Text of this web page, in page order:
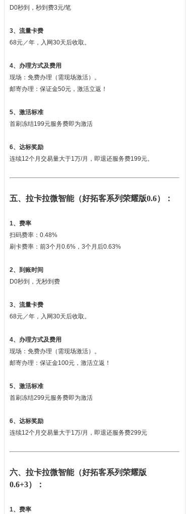
D0秒到，秒到费3元/笔
3、流量卡费
68元／年，入网30天后收取。
4、办理方式及费用
现场：免费办理（需现场激活）。
邮寄办理：保证金50元，激活立返！
5、激活标准
首刷冻结199元服务费即为激活
6、达标奖励
连续12个月交易量大于1万/月，即退还服务费199元。
五、拉卡拉微智能（好拓客系列荣耀版0.6）：
1、费率
扫码费率：0.48%
刷卡费率：前3个月0.6%，3个月后0.63%
2、到账时间
D0秒到，无秒到费
3、流量卡费
68元／年，入网30天后收取。
4、办理方式及费用
现场：免费办理（需现场激活）。
邮寄办理：保证金100元，激活立返！
5、激活标准
首刷冻结299元服务费即为激活
6、达标奖励
连续12个月交易量大于1万/月，即退还服务费299元
六、拉卡拉微智能（好拓客系列荣耀版
0.6+3）：
1、费率